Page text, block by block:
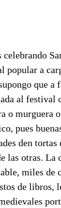
celebrando
popular a
que a
al festival
o murguera o
pues
den tortas
las otras. La
miles de
de libros,